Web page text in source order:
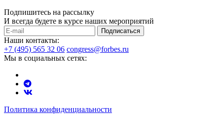
Подпишитесь на рассылку
И всегда будете в курсе наших мероприятий
Подписаться
Наши контакты:
+7 (495) 565 32 06 congress@forbes.ru
Мы в социальных сетях:
Политика конфиденциальности